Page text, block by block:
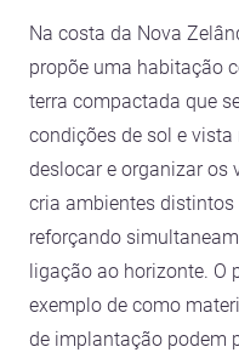
Na costa da Nova
propõe uma habitação
terra compactada que
condições de sol e
deslocar e organizar os
cria ambientes distintos
reforçando
ligação ao horizonte. O
exemplo de como
de implantação podem